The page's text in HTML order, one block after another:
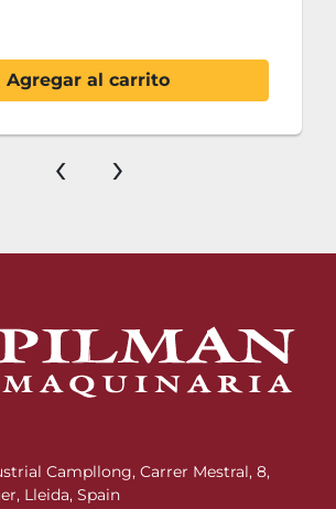
Agregar al carrito
‹ ›
Campllong, Carrer Mestral, 8,
Lleida, Spain